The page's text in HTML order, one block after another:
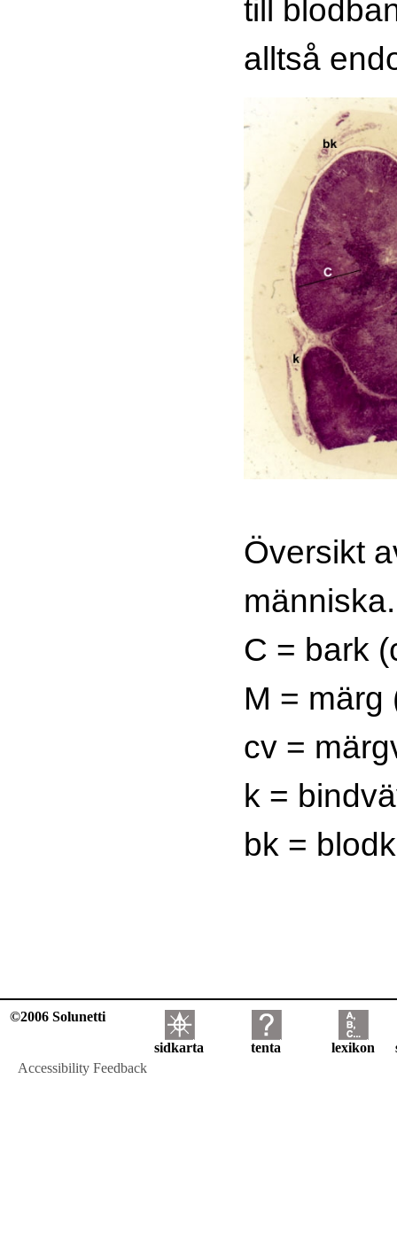
till
alltså
Översikt
C = bark
M = märg
cv =
k =
bk =
©2006 Solunetti
sidkarta tenta lexikon
Accessibility Feedback